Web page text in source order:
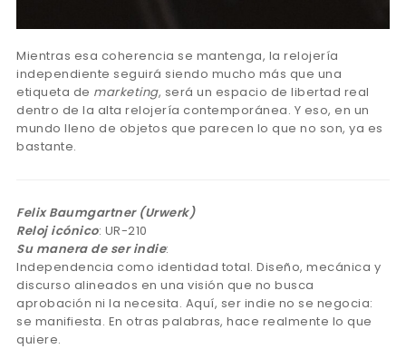
Mientras esa coherencia se mantenga, la relojería
independiente seguirá siendo mucho más que una
etiqueta de marketing, será un espacio de libertad real
dentro de la alta relojería contemporánea. Y eso, en un
mundo lleno de objetos que parecen lo que no son, ya es
bastante.​​​​​​​​​​​​​​​​
Felix Baumgartner (Urwerk)
Reloj icónico: UR-210
Su manera de ser indie:
Independencia como identidad total. Diseño, mecánica y
discurso alineados en una visión que no busca
aprobación ni la necesita. Aquí, ser indie no se negocia:
se manifiesta. En otras palabras, hace realmente lo que
quiere.